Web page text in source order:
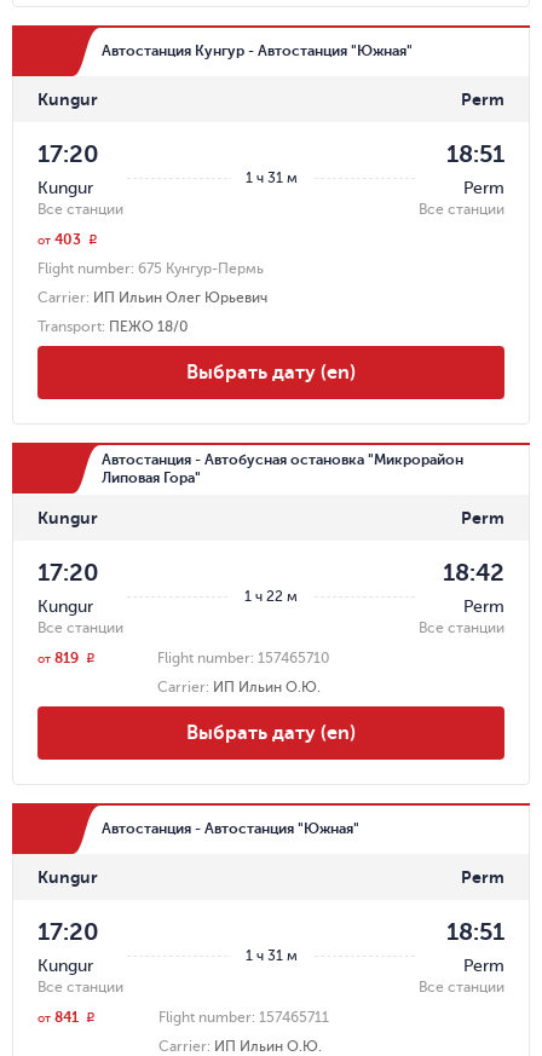
Автостанция Кунгур - Автостанция "Южная"
Kungur Perm
1 ч 31 м
17:20
Kungur
Все станции
18:51
Perm
Все станции
Flight number: 675 Кунгур-Пермь
Carrier: ИП Ильин Олег Юрьевич
Transport: ПЕЖО 18/0
от 403 r
Выбрать дату (en)
Автостанция - Автобусная остановка "Микрорайон
Липовая Гора"
Kungur Perm
1 ч 22 м
17:20
Kungur
Все станции
18:42
Perm
Все станции
Flight number: 157465710
Carrier: ИП Ильин О.Ю.
от 819 r
Выбрать дату (en)
Автостанция - Автостанция "Южная"
Kungur Perm
1 ч 31 м
17:20
Kungur
Все станции
18:51
Perm
Все станции
Flight number: 157465711
Carrier: ИП Ильин О.Ю.
от 841 r